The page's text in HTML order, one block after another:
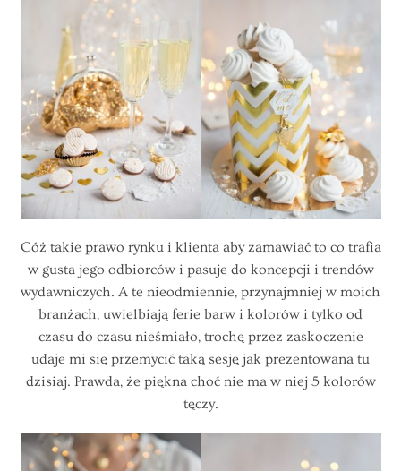
Cóż takie prawo rynku i klienta aby zamawiać to co trafia
w gusta jego odbiorców i pasuje do koncepcji i trendów
wydawniczych. A te nieodmiennie, przynajmniej w moich
branżach, uwielbiają ferie barw i kolorów i tylko od
czasu do czasu nieśmiało, trochę przez zaskoczenie
udaje mi się przemycić taką sesję jak prezentowana tu
dzisiaj. Prawda, że piękna choć nie ma w niej 5 kolorów
tęczy.